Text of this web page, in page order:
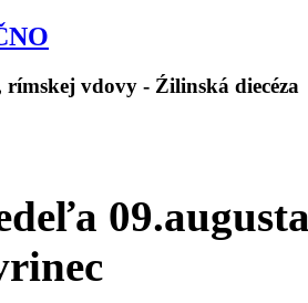
rímskej vdovy - Źilinská diecéza